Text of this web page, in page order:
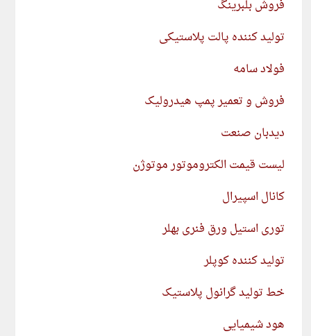
فروش بلبرینگ
تولید کننده پالت پلاستیکی
فولاد سامه
فروش و تعمیر پمپ هیدرولیک
دیدبان صنعت
لیست قیمت الکتروموتور موتوژن
کانال اسپیرال
توری استیل ورق فنری بهلر
تولید کننده کوپلر
خط تولید گرانول پلاستیک
هود شیمیایی